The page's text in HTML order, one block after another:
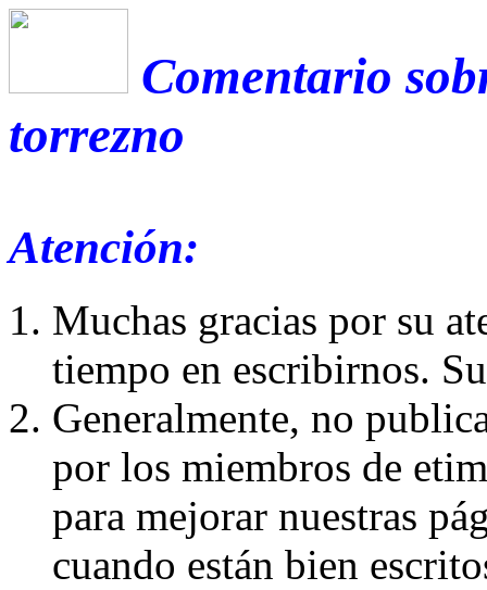
Comentario
torrezno
Atención:
Muchas gracias por su
tiempo en escribirnos.
Generalmente, no
por los miembros de
para mejorar nuestras
cuando están bien